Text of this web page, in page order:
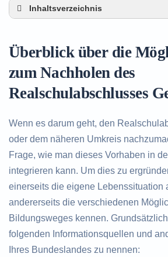
Inhaltsverzeichnis
Alternativen zum
Realschulabschlusses in
Realschulabschlusses
Überblick über die
zum Nachholen des
Realschulabschlusses
Wenn es darum geht, den
oder dem näheren Umkreis
Frage, wie man dieses Vorhaben in
integrieren kann. Um dies zu
einerseits die eigene Lebenssituation
andererseits die verschiedenen
Bildungsweges kennen.
folgenden Informationsquellen und
Ihres Bundeslandes zu nennen: